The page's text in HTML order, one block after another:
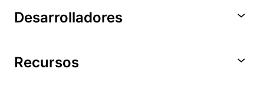
Desarrolladores
Recursos